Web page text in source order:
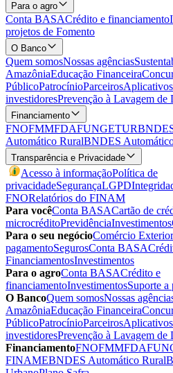
Para o agro
Conta BASACrédito e financiamento
projetos de Fomento
O Banco
Quem somosNossas agências
AmazôniaEducação Financeira
PúblicoPatrocínioParceirosAplicativos
investidoresPrevenção à Lavagem de
Financiamento
FNOFMMFDAFUNGETUR
Automático RuralBNDES
Transparência e Privacidade
Acesso à informaçãoPolítica de
privacidadeSegurançaLGPD
FNORelatórios do FINAM
Para vocêConta BASACartão de
microcréditoPrevidênciaInvestimentos
Para o seu negócioComércio Exterior
pagamentoSegurosConta BASA
FinanciamentosInvestimentos
Para o agroConta BASACrédito e
financiamentoInvestimentosSuporte a
O BancoQuem somosNossas
AmazôniaEducação Financeira
PúblicoPatrocínioParceirosAplicativos
investidoresPrevenção à Lavagem de
FinanciamentoFNOFMMFDA
FINAMEBNDES Automático Rural